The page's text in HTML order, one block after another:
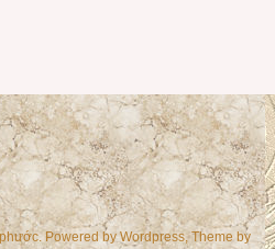
Powered byWordpress, Theme by